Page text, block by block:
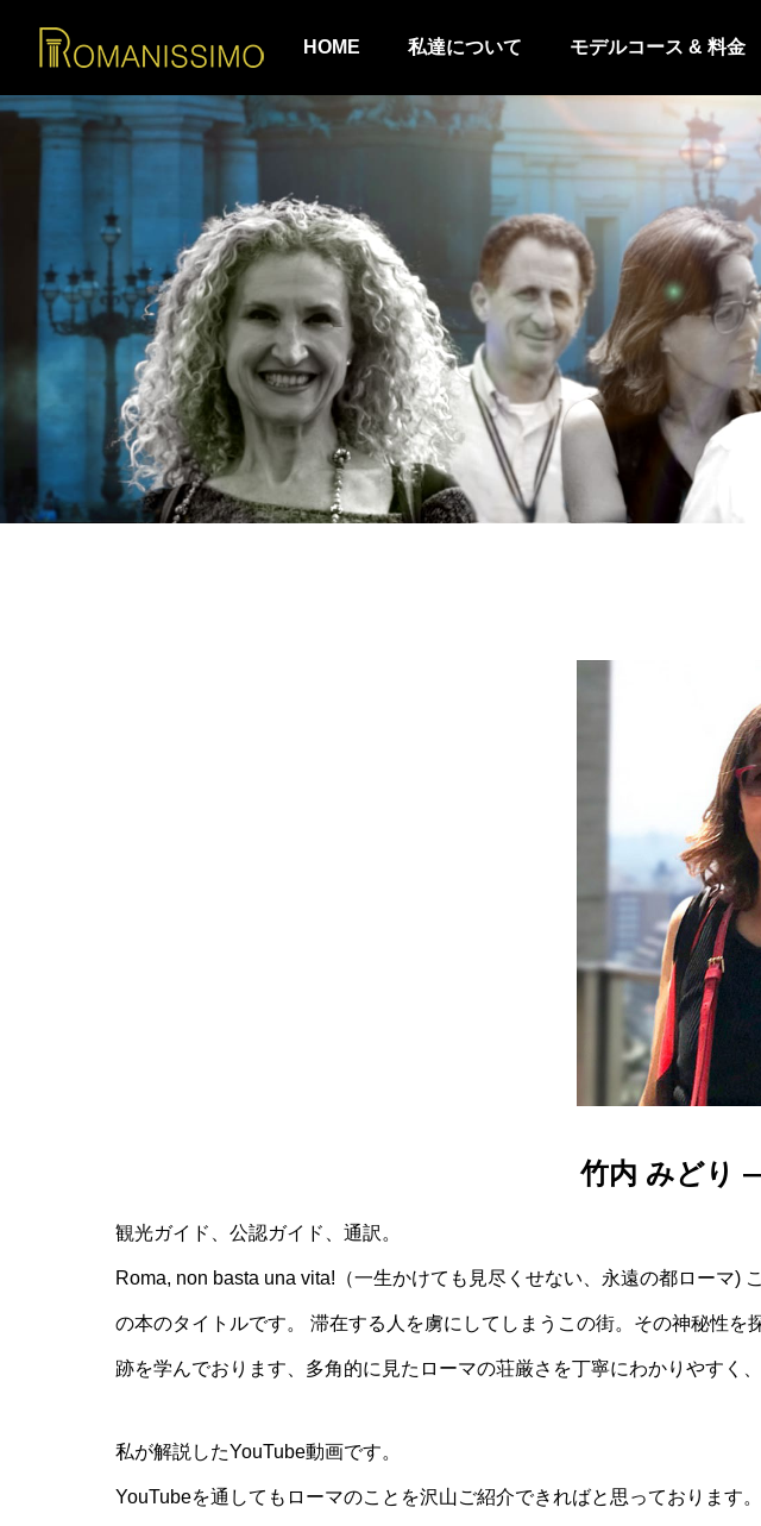
HOME 私達について モデルコース & 料金
竹内 みどり
観光ガイド、公認ガイド、通訳。
Roma, non basta una vita!（一生かけても見尽くせない、永遠の都ローマ)
の本のタイトルです。 滞在する人を虜にしてしまうこの街。その神秘性
跡を学んでおります、多角的に見たローマの荘厳さを丁寧にわかりやすく
私が解説したYouTube動画です。
YouTubeを通してもローマのことを沢山ご紹介できればと思っております